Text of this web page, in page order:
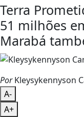
Terra
51 milhões
Marabá
PorKleysykennyson
A-
A+